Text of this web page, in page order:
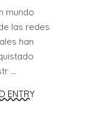
mundo
las redes
han
...
ENTRY